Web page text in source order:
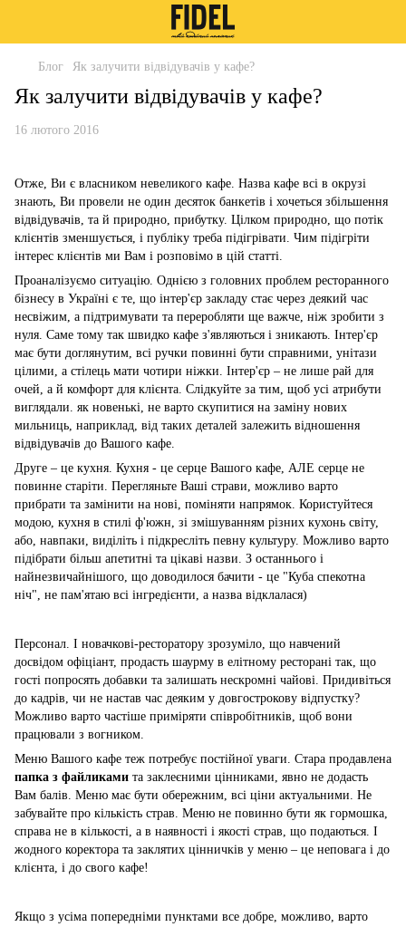
Блог Як залучити відвідувачів у кафе?
Як залучити відвідувачів у кафе?
16 лютого 2016
Отже, Ви є власником невеликого кафе. Назва кафе всі в окрузі
знають, Ви провели не один десяток банкетів і хочеться збільшення
відвідувачів, та й природно, прибутку. Цілком природно, що потік
клієнтів зменшується, і публіку треба підігрівати. Чим підігріти
інтерес клієнтів ми Вам і розповімо в цій статті.
Проаналізуємо ситуацію. Однією з головних проблем ресторанного
бізнесу в Україні є те, що інтер'єр закладу стає через деякий час
несвіжим, а підтримувати та переробляти ще важче, ніж зробити з
нуля. Саме тому так швидко кафе з'являються і зникають. Інтер'єр
має бути доглянутим, всі ручки повинні бути справними, унітази
цілими, а стілець мати чотири ніжки. Інтер'єр – не лише рай для
очей, а й комфорт для клієнта. Слідкуйте за тим, щоб усі атрибути
виглядали. як новенькі, не варто скупитися на заміну нових
мильниць, наприклад, від таких деталей залежить відношення
відвідувачів до Вашого кафе.
Друге – це кухня. Кухня - це серце Вашого кафе, АЛЕ серце не
повинне старіти. Перегляньте Ваші страви, можливо варто
прибрати та замінити на нові, поміняти напрямок. Користуйтеся
модою, кухня в стилі ф'южн, зі змішуванням різних кухонь світу,
або, навпаки, виділіть і підкресліть певну культуру. Можливо варто
підібрати більш апетитні та цікаві назви. З останнього і
найнезвичайнішого, що доводилося бачити - це "Куба спекотна
ніч", не пам'ятаю всі інгредієнти, а назва відклалася)
Персонал. І новачкові-ресторатору зрозуміло, що навчений
досвідом офіціант, продасть шаурму в елітному ресторані так, що
гості попросять добавки та залишать нескромні чайові. Придивіться
до кадрів, чи не настав час деяким у довгострокову відпустку?
Можливо варто частіше приміряти співробітників, щоб вони
працювали з вогником.
Меню Вашого кафе теж потребує постійної уваги. Стара продавлена
папка з файликами та заклеєними цінниками, явно не додасть
Вам балів. Меню має бути обережним, всі ціни актуальними. Не
забувайте про кількість страв. Меню не повинно бути як гормошка,
справа не в кількості, а в наявності і якості страв, що подаються. І
жодного коректора та заклятих цінничків у меню – це неповага і до
клієнта, і до свого кафе!
Якщо з усіма попередніми пунктами все добре, можливо, варто